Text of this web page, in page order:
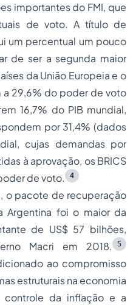
importantes do FMI, que
de voto. A título de
um percentual um pouco
de ser a segunda maior
da União Europeia e o
a 29,6% do poder de voto
16,7% do PIB mundial,
por 31,4% (dados
cujas demandas por
à aprovação, os BRICS
de voto.
4
o pacote de recuperação
Argentina foi o maior da
de US$ 57 bilhões,
Macri em 2018.
5
ao compromisso
estruturais na economia
da inflação e a